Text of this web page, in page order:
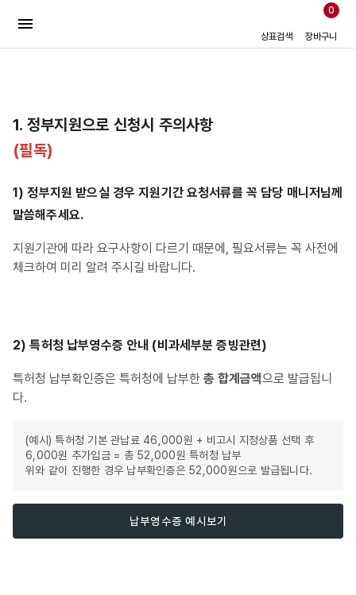
상표검색 장바구니
0
1. 정부지원으로 신청시 주의사항
(필독)
1) 정부지원 받으실 경우 지원기간 요청서류를 꼭 담당 매니저님께
말씀해주세요.
지원기관에 따라 요구사항이 다르기 때문에, 필요서류는 꼭 사전에
체크하여 미리 알려 주시길 바랍니다.
2) 특허청 납부영수증 안내 (비과세부분 증빙관련)
특허청 납부확인증은 특허청에 납부한 총 합계금액으로 발급됩니
다.
(예시) 특허청 기본 관납료 46,000원 + 비고시 지정상품 선택 후
6,000원 추가입금 = 총 52,000원 특허청 납부
위와 같이 진행한 경우 납부확인증은 52,000원으로 발급됩니다.
납부영수증 예시보기